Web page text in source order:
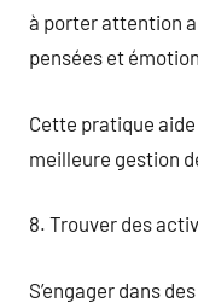
à porter attention
pensées et
Cette pratique
meilleure gestion
8. Trouver des
S’engager dans